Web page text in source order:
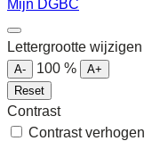
Mijn DGBC
Lettergrootte wijzigen
A- 100 %
A+
Reset
Contrast
Contrast verhogen